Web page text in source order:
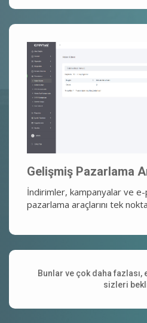
Gelişmiş Pazarlama
İndirimler, kampanyalar ve
pazarlama araçlarını tek
Bunlar ve çok daha fazlası,
sizleri